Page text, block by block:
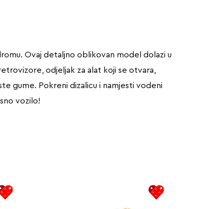
Ovaj detaljno oblikovan model dolazi u
odjeljak za alat koji se otvara,
gume. Pokreni dizalicu i namjesti vodeni
vozilo!